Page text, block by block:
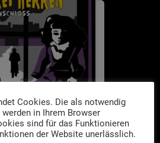
TONTRAEGER
Cookies. Die als notwendig
in Ihrem Browser
sind für das Funktionieren
der Website unerlässlich.